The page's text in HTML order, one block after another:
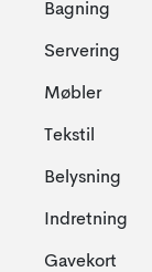
Bagning
Servering
Møbler
Tekstil
Belysning
Indretning
Gavekort